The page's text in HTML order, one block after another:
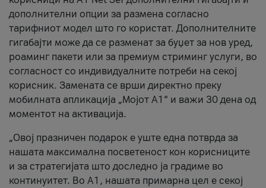
дополнителни опции за размена согласно
тарифниот модел што го користат. Дополнителните
гигабајти може да се разменат за буџет за нов уред,
роаминг пакети или за премиум стриминг услуги, во
согласност со индивидуалните потреби на секој
корисник. Замената се врши директно преку
мобилната апликација „Мојот А1“ и важи 30 дена од
моментот на активација.
„Овој празничен подарок е уште една потврда за
нашата максимална посветеност кон корисниците
и за стратегијата што доследно ја градиме во
континуитет. Во А1, нашата примарна цел е секој